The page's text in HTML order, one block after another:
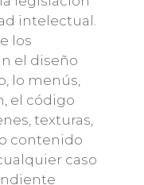
intelectual.
los
el diseño
lo menús,
el código
texturas,
contenido
caso